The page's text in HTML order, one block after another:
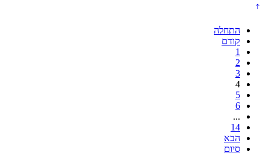
התחלה
קודם
1
2
3
4
5
6
...
14
הבא
סיום